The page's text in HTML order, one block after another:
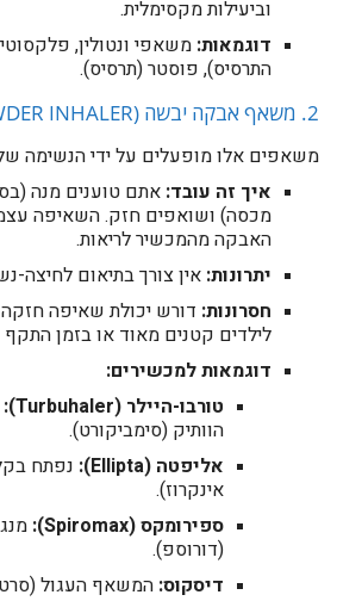
וביעילות מקסימלית.
דוגמאות: משאפי ונטולין,
התרסיס), פוסטר (תרסיס).
2. משאף אבקה יבשה (DPI – DRY POWDER INHALER)
משאפים אלו מופעלים על ידי הנשימה
איך זה עובד: אתם טוענים מנה
מכסה) ושואפים חזק. השאיפה
האבקה מהמכשיר לריאות.
יתרונות: אין צורך בתיאום לחיצה-
חסרונות: דורש יכולת שאיפה
לילדים קטנים מאוד או בזמן
דוגמאות למכשירים:
טורבו-היילר (Turbuhaler):
הוותיק (סימביקורט).
אליפטה (Ellipta):
נפתח
אינקרוז).
ספירומקס (Spiromax):
(דורוספ).
דיסקוס: המשאף העגול